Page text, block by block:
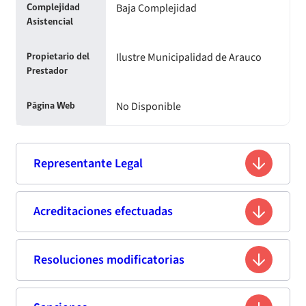
Complejidad
Asistencial
Baja Complejidad
Propietario del
Prestador
Ilustre Municipalidad de Arauco
Página Web No Disponible
Representante Legal
Nombre Juan Mauricio Alarcón Guzmán
Profesión Sin Información
Acreditaciones efectuadas
Primera acreditación
Fecha
Estándar de
Resoluciones modificatorias